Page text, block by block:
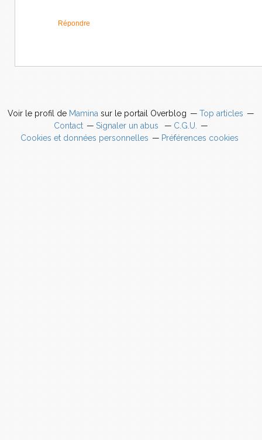
Répondre
Voir le profil de Mamina sur le portail Overblog
Top articles
Contact
Signaler un abus
C.G.U.
Cookies et données personnelles
Préférences cookies